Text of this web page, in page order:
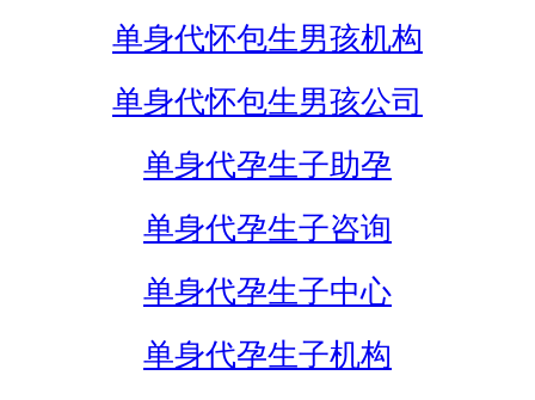
单身代怀包生男孩机构
单身代怀包生男孩公司
单身代孕生子助孕
单身代孕生子咨询
单身代孕生子中心
单身代孕生子机构